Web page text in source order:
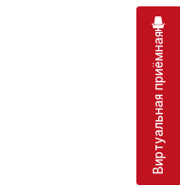
Виртуальная приёмная